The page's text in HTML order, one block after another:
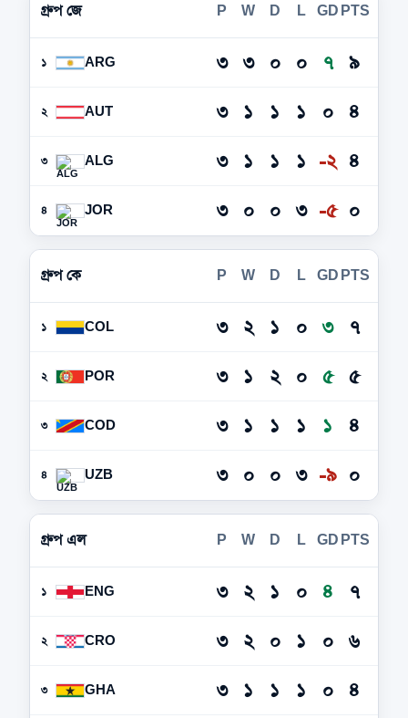
গ্রুপ জে P W D L GD PTS
১ ARG ৩ ৩ ০ ০ ৭ ৯
২ AUT ৩ ১ ১ ১ ০ ৪
৩ ALG ৩ ১ ১ ১ -২ ৪
৪ JOR ৩ ০ ০ ৩ -৫ ০
গ্রুপ কে P W D L GD PTS
১ COL ৩ ২ ১ ০ ৩ ৭
২ POR ৩ ১ ২ ০ ৫ ৫
৩ COD ৩ ১ ১ ১ ১ ৪
৪ UZB ৩ ০ ০ ৩ -৯ ০
গ্রুপ এল P W D L GD PTS
১ ENG ৩ ২ ১ ০ ৪ ৭
২ CRO ৩ ২ ০ ১ ০ ৬
৩ GHA ৩ ১ ১ ১ ০ ৪